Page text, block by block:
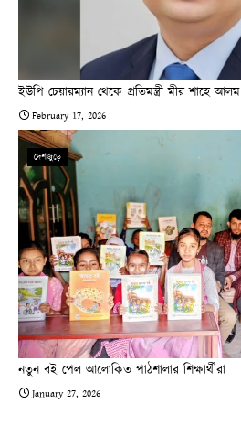
ইউপি চেয়ারম্যান থেকে প্রতিমন্ত্রী মীর শাহে আলম
February 17, 2026
দেশজুড়ে
নতুন বই পেল আলোকিত পাঠশালার শিক্ষার্থীরা
January 27, 2026